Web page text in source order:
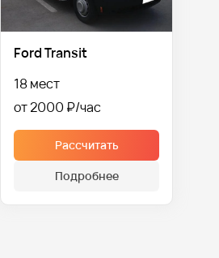
Ford Transit
18 мест
от 2000 ₽
Рассчитать
Подробнее